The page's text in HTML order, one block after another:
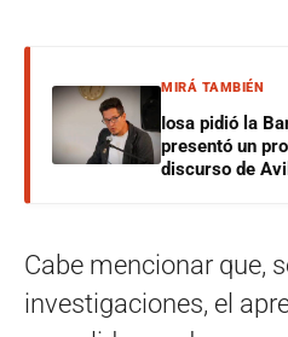
MIRÁ TAMBIÉN
Iosa pidió la
presentó un
discurso de
Cabe mencionar que,
investigaciones, el